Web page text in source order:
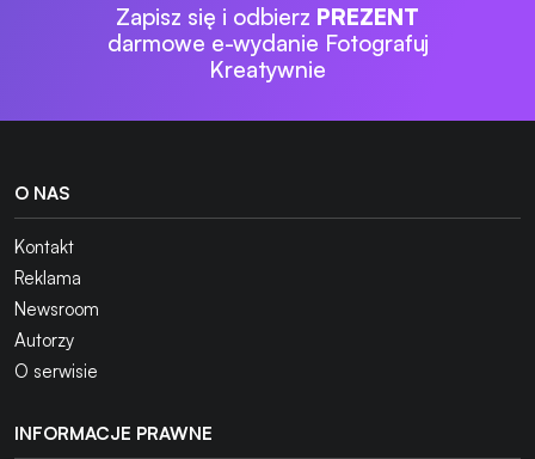
Zapisz się i odbierz PREZENT
darmowe e-wydanie Fotografuj
Kreatywnie
O NAS
Kontakt
Reklama
Newsroom
Autorzy
O serwisie
INFORMACJE PRAWNE